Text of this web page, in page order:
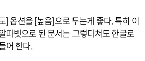
] 옵션을 [높음]으로 두는게 좋다. 특히 이
파벳으로 된 문서는 그렇다쳐도 한글로
어 한다.